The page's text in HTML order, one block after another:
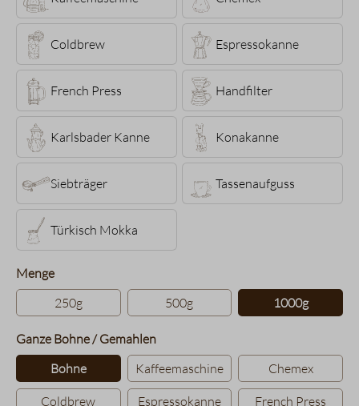
Coldbrew Espressokanne
French Press Handfilter
Karlsbader Kanne Konakanne
Siebträger Tassenaufguss
Türkisch Mokka
Mengeauswählen
250g
500g 1000g
Ganze Bohne / Gemahlenauswählen
Bohne
Kaffeemaschine Chemex
Coldbrew Espressokanne
French Press